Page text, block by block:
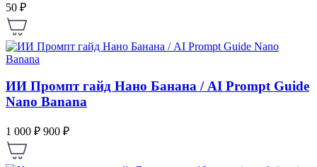
50 ₽
ИИ Промпт гайд Нано Банана / AI Prompt Guide
Nano Banana
1 000 ₽ 900 ₽